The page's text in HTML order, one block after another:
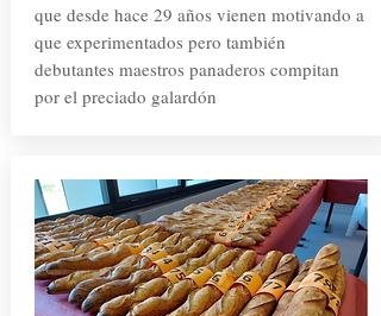
que desde hace 29 años vienen motivando a
que experimentados pero también
debutantes maestros panaderos compitan
por el preciado galardón